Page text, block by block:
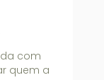
com
quem a